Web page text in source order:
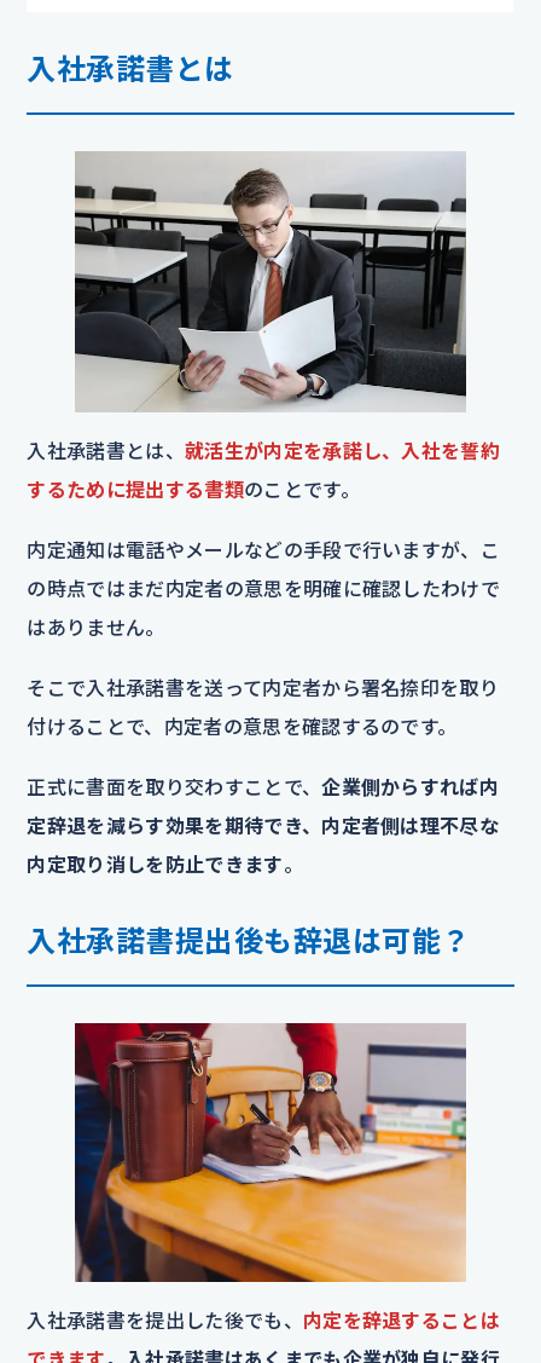
入社承諾書とは
入社承諾書とは、 就活生が内定を承諾し、入社を誓約
するために提出する書類のことです。
内定通知は電話やメールなどの手段で行いますが、こ
の時点ではまだ内定者の意思を明確に確認したわけで
はありません。
そこで入社承諾書を送って内定者から署名捺印を取り
付けることで、内定者の意思を確認するのです。
正式に書面を取り交わすことで、企業側からすれば内
定辞退を減らす効果を期待でき、内定者側は理不尽な
内定取り消しを防止できます。
入社承諾書提出後も辞退は可能？
入社承諾書を提出した後でも、 内定を辞退することは